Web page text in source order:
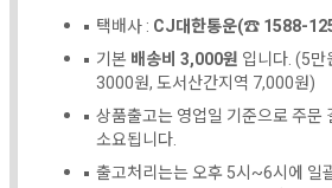
택배사 : CJ대한통운(☎ 1588-
기본 배송비 3,000원 입니다. (5
3000원, 도서산간지역 7,000원)
상품출고는 영업일 기준으로 주문
소요됩니다.
출고처리는는 오후 5시~6시에 일